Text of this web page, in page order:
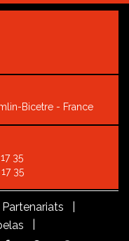
Bicetre - France
35
35
|